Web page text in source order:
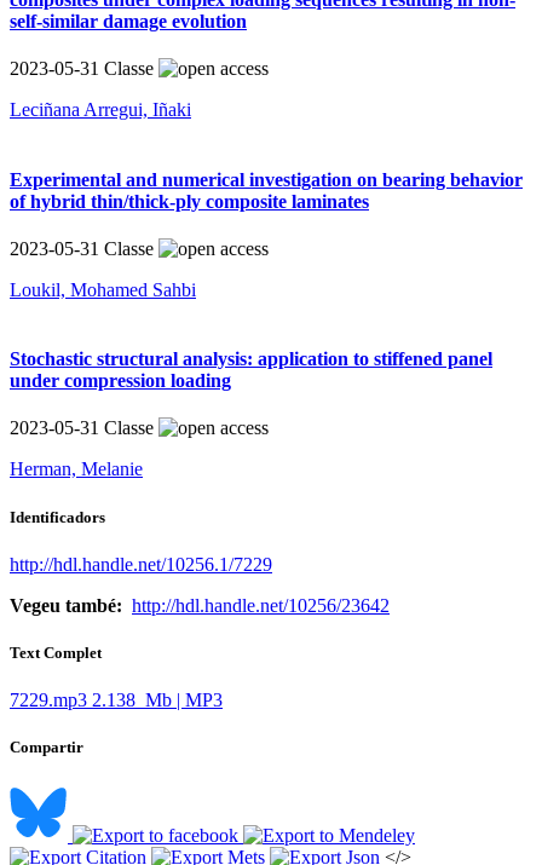
self-similar damage evolution
2023-05-31 Classe
Leciñana Arregui, Iñaki
Experimental and numerical investigation on bearing behavior
of hybrid thin/thick-ply composite laminates
2023-05-31 Classe
Loukil, Mohamed Sahbi
Stochastic structural analysis: application to stiffened panel
under compression loading
2023-05-31 Classe
Herman, Melanie
Identificadors
http://hdl.handle.net/10256.1/7229
Vegeu també: http://hdl.handle.net/10256/23642
Text Complet
7229.mp3 2.138 Mb | MP3
Compartir
</>